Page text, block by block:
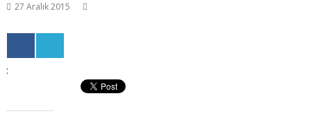
27 Aralık 2015
: